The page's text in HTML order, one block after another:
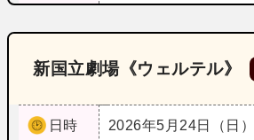
新国立劇場《ウェルテル》
日時
2026年5月24日（日）